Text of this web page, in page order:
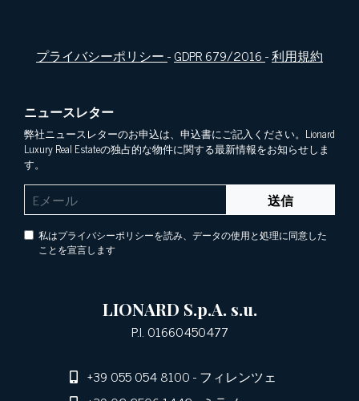
プライバシーポリシー-GDPR 679/2016-利用規約
ニュースレター
弊社ニュースレターのお申込は、申込書にご記入ください。Lionard
Luxury Real Estateの独占的な物件に関する最新情報をお知らせしま
す。
送信
私はプライバシーポリシーを読み、データの使用と処理に同意した
ことを宣言します
LIONARD S.p.A. s.u.
P.I. 01660450477
+39 055 054 8100- フィレンツェ